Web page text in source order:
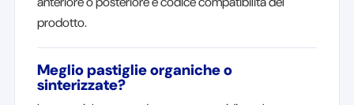
prodotto.
Meglio pastiglie organiche o
sinterizzate?